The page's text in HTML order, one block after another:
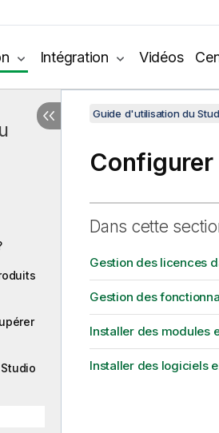
Intégration Vidéos
Guide d'utilisation du
Configurer
Dans cette
Gestion des licences
Gestion des
Installer des modules
Installer des logiciels